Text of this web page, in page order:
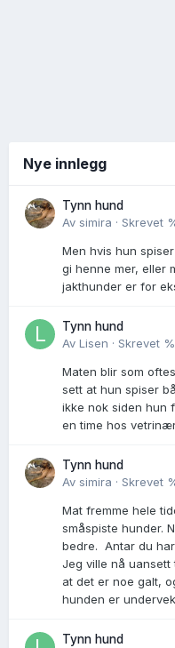
Nye innlegg
Tynn hund
Av simira · Skrevet
Men hvis hun
gi henne mer, eller
jakthunder er for
Tynn hund
Av Lisen · Skrevet
Maten blir som
sett at hun spiser
ikke nok siden hun
en time hos
Tynn hund
Av simira · Skrevet
Mat fremme hele
småspiste hunder.
bedre. Antar du
Jeg ville nå
at det er noe galt,
hunden er
Tynn hund